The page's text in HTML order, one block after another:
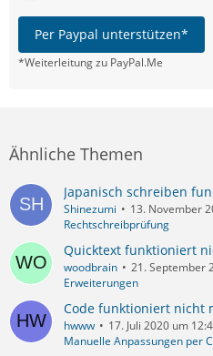
Per Paypal unterstützen*
*Weiterleitung zu PayPal.Me
Ähnliche Themen
Japanisch schreiben
Shinezumi
13. November
Rechtschreibprüfung
Quicktext funktioniert
woodbrain
21. September
Erweiterungen
Code funktioniert nicht
hwww
17. Juli 2020 um
Manuelle Anpassungen per